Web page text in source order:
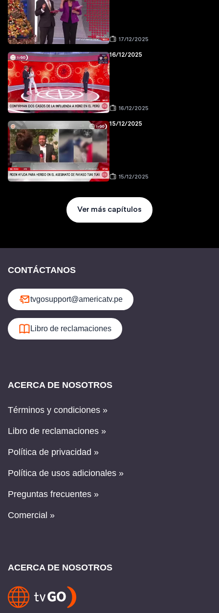
17/12/2025
16/12/2025
16/12/2025
15/12/2025
15/12/2025
Ver más capítulos
CONTÁCTANOS
tvgosupport@americatv.pe
Libro de reclamaciones
ACERCA DE NOSOTROS
Términos y condiciones »
Libro de reclamaciones »
Política de privacidad »
Política de usos adicionales »
Preguntas frecuentes »
Comercial »
ACERCA DE NOSOTROS